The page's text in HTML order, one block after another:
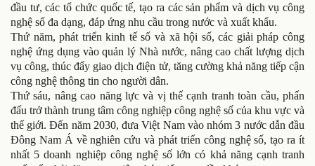
đầu tư, các tổ chức quốc tế, tạo ra các sản phẩm và dịch vụ công
nghệ số đa dạng, đáp ứng nhu cầu trong nước và xuất khẩu.
Thứ năm, phát triển kinh tế số và xã hội số, các giải pháp công
nghệ ứng dụng vào quản lý Nhà nước, nâng cao chất lượng dịch
vụ công, thúc đẩy giao dịch điện tử, tăng cường khả năng tiếp cận
công nghệ thông tin cho người dân.
Thứ sáu, nâng cao năng lực và vị thế cạnh tranh toàn cầu, phấn
đấu trở thành trung tâm công nghiệp công nghệ số của khu vực và
thế giới. Đến năm 2030, đưa Việt Nam vào nhóm 3 nước dẫn đầu
Đông Nam Á về nghiên cứu và phát triển công nghệ số, tạo ra ít
nhất 5 doanh nghiệp công nghệ số lớn có khả năng cạnh tranh